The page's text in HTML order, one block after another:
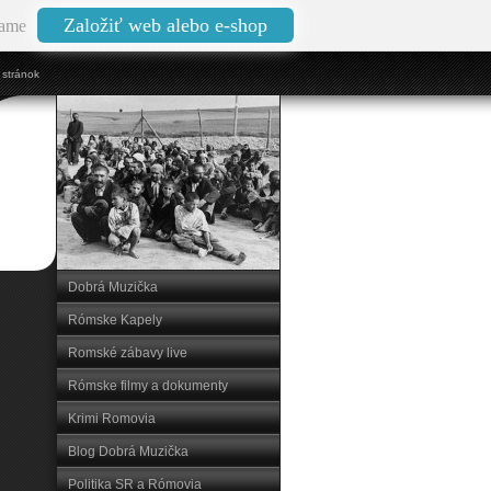
Založiť web alebo e-shop
Dobrá Muzička
Rómske Kapely
Romské zábavy live
Rómske filmy a dokumenty
Krimi Romovia
Blog Dobrá Muzička
Politika SR a Rómovia